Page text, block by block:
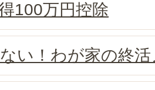
100万円控除
い！わが家の終